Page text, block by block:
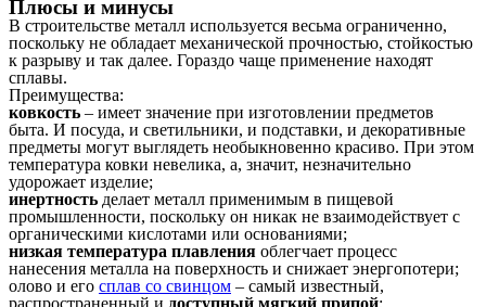
Плюсы и минусы
В строительстве металл используется весьма ограниченно,
поскольку не обладает механической прочностью, стойкостью
к разрыву и так далее. Гораздо чаще применение находят
сплавы.
Преимущества:
ковкость – имеет значение при изготовлении предметов
быта. И посуда, и светильники, и подставки, и декоративные
предметы могут выглядеть необыкновенно красиво. При этом
температура ковки невелика, а, значит, незначительно
удорожает изделие;
инертность делает металл применимым в пищевой
промышленности, поскольку он никак не взаимодействует с
органическими кислотами или основаниями;
низкая температура плавления облегчает процесс
нанесения металла на поверхность и снижает энергопотери;
олово и его сплав со свинцом – самый известный,
распространенный и доступный мягкий припой;